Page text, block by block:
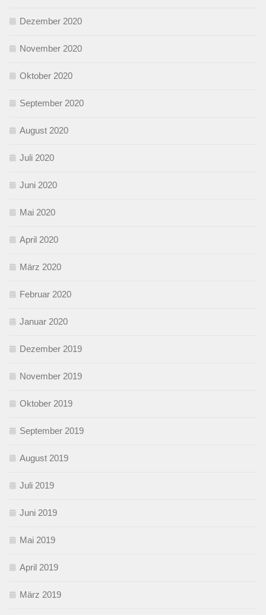
Dezember 2020
November 2020
Oktober 2020
September 2020
August 2020
Juli 2020
Juni 2020
Mai 2020
April 2020
März 2020
Februar 2020
Januar 2020
Dezember 2019
November 2019
Oktober 2019
September 2019
August 2019
Juli 2019
Juni 2019
Mai 2019
April 2019
März 2019